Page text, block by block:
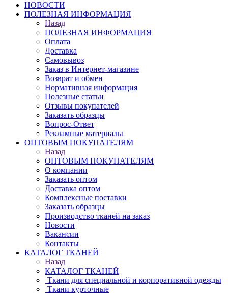
НОВОСТИ
ПОЛЕЗНАЯ ИНФОРМАЦИЯ
Назад
ПОЛЕЗНАЯ ИНФОРМАЦИЯ
Оплата
Доставка
Самовывоз
Заказ в Интернет-магазине
Возврат и обмен
Нормативная информация
Полезные статьи
Отзывы покупателей
Заказать образцы
Вопрос-Ответ
Рекламные материалы
ОПТОВЫМ ПОКУПАТЕЛЯМ
Назад
ОПТОВЫМ ПОКУПАТЕЛЯМ
О компании
Заказать оптом
Доставка оптом
Комплексные поставки
Заказать образцы
Производство тканей на заказ
Новости
Вакансии
Контакты
КАТАЛОГ ТКАНЕЙ
Назад
КАТАЛОГ ТКАНЕЙ
Ткани для специальной и корпоративной одежды
Ткани курточные